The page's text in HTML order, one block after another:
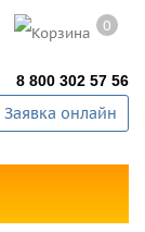
0
8 800 302 57 56
Заявка онлайн